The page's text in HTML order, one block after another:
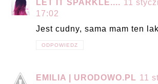
LET IT SPARKLE.... 11
17:02
Jest cudny, sama mam ten
ODPOWIEDZ
EMILIA | URODOWO.PL 11